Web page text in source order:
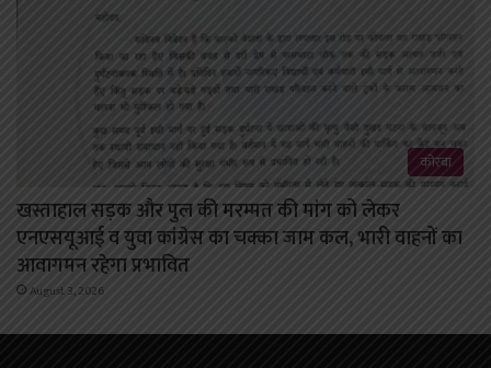
कोरबा
खस्ताहाल सड़क और पुल की मरम्मत की मांग को लेकर
एनएसयूआई व युवा कांग्रेस का चक्का जाम कल, भारी वाहनों का
आवागमन रहेगा प्रभावित
August 3, 2026